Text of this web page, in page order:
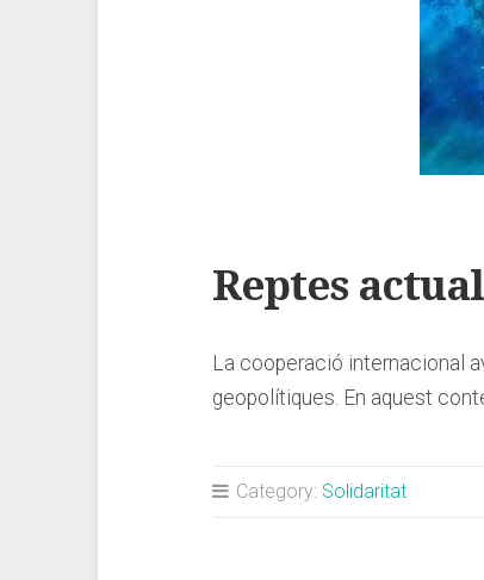
Reptes
La cooperació internacional
geopolítiques. En aquest
Category: Solidaritat